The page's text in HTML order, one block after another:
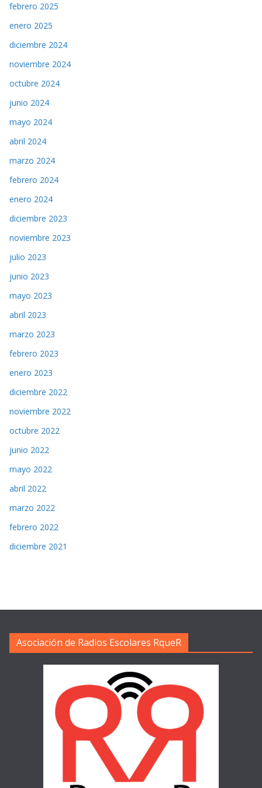
febrero 2025
enero 2025
diciembre 2024
noviembre 2024
octubre 2024
junio 2024
mayo 2024
abril 2024
marzo 2024
febrero 2024
enero 2024
diciembre 2023
noviembre 2023
julio 2023
junio 2023
mayo 2023
abril 2023
marzo 2023
febrero 2023
enero 2023
diciembre 2022
noviembre 2022
octubre 2022
junio 2022
mayo 2022
abril 2022
marzo 2022
febrero 2022
diciembre 2021
Asociación de Radios Escolares RqueR